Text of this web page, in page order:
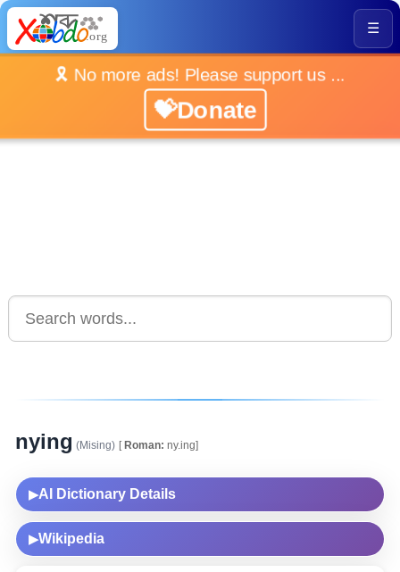
☰
🎗️ No more ads! Please support us ...
💝Donate
nying (Mising) [Roman: ny.ing]
▶AI Dictionary Details
▶Wikipedia